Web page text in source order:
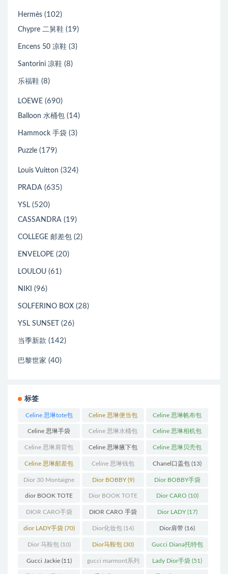
Hermès (102)
Chypre 二舅鞋 (19)
Encens 50 凉鞋 (3)
Santorini 凉鞋 (8)
乐福鞋 (8)
LOEWE (690)
Balloon 水桶包 (14)
Hammock 手袋 (3)
Puzzle (179)
Louis Vuitton (324)
PRADA (635)
YSL (520)
CASSANDRA (19)
COLLEGE 邮差包 (2)
ENVELOPE (20)
LOULOU (61)
NIKI (96)
SOLFERINO BOX (28)
YSL SUNSET (26)
当季新款 (142)
巴黎世家 (40)
标签
Celine 思琳tote包
(23)
Celine 思琳便当包
(14)
Celine 思琳帆布包
(18)
Celine 思琳手袋
(250)
Celine 思琳水桶包
(55)
Celine 思琳相机包
(11)
Celine 思琳肩背包
(12)
Celine 思琳腋下包
(10)
Celine 思琳贝壳包
(12)
Celine 思琳邮差包
(13)
Celine 思琳钱包
(10)
Chanel口盖包 (13)
Dior 30 Montaigne
蒙田(31)
Dior BOBBY(9) Dior BOBBY手袋
(26)
dior BOOK TOTE
(12)
Dior BOOK TOTE
手袋(163)
Dior CARO (10)
DIOR CARO手袋
(11)
DIOR CARO 手袋
(31)
Dior LADY(17)
dior LADY手袋(70) Dior化妆包 (14) Dior肩带 (16)
Dior 马鞍包(10) Dior马鞍包 (30) Gucci Diana托特包
(11)
Gucci Jackie(11) gucci marmont系列 Lady Dior手袋 (51)